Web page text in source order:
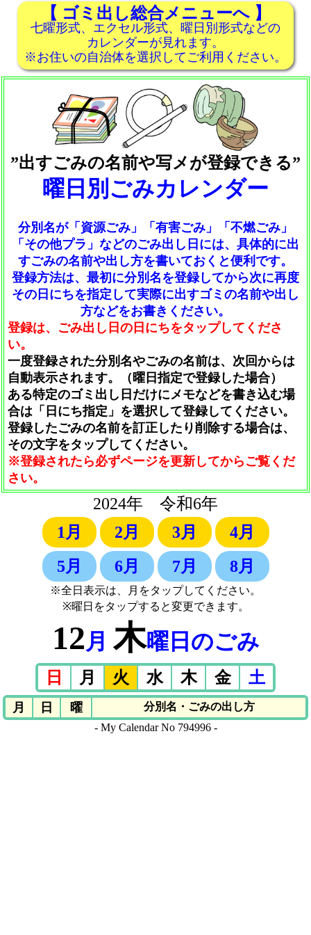
【 ゴミ出し総合メニューへ 】
七曜形式、エクセル形式、曜日別形式などの
カレンダーが見れます。
※お住いの自治体を選択してご利用ください。
”出すごみの名前や写メが登録できる”
曜日別ごみカレンダー
分別名が「資源ごみ」「有害ごみ」「不燃ごみ」
「その他プラ」などのごみ出し日には、具体的に出
すごみの名前や出し方を書いておくと便利です。
登録方法は、最初に分別名を登録してから次に再度
その日にちを指定して実際に出すゴミの名前や出し
方などをお書きください。
登録は、ごみ出し日の日にちをタップしてくださ
い。
一度登録された分別名やごみの名前は、次回からは
自動表示されます。（曜日指定で登録した場合）
ある特定のゴミ出し日だけにメモなどを書き込む場
合は「日にち指定」を選択して登録してください。
登録したごみの名前を訂正したり削除する場合は、
その文字をタップしてください。
※登録されたら必ずページを更新してからご覧くだ
さい。
2024年 令和6年
1月
2月 3月
4月
5月
6月 7月 8月
※全日表示は、月をタップしてください。
※曜日をタップすると変更できます。
12月木曜日のごみ
日 月 火 水 木 金 土
月 日 曜
分別名・ごみの出し方
- My Calendar No 794996 -